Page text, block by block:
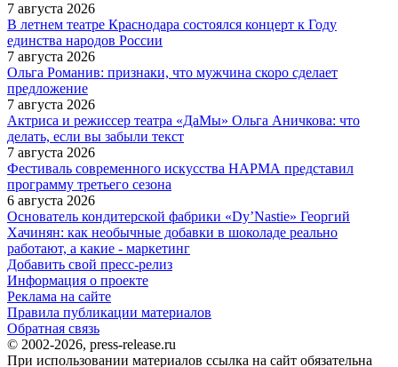
7 августа 2026
В летнем театре Краснодара состоялся концерт к Году
единства народов России
7 августа 2026
Ольга Романив: признаки, что мужчина скоро сделает
предложение
7 августа 2026
Актриса и режиссер театра «ДаМы» Ольга Аничкова: что
делать, если вы забыли текст
7 августа 2026
Фестиваль современного искусства НАРМА представил
программу третьего сезона
6 августа 2026
Основатель кондитерской фабрики «Dy’Nastie» Георгий
Хачинян: как необычные добавки в шоколаде реально
работают, а какие - маркетинг
Добавить свой пресс-релиз
Информация о проекте
Реклама на сайте
Правила публикации материалов
Обратная связь
© 2002-2026, press-release.ru
При использовании материалов ссылка на сайт обязательна